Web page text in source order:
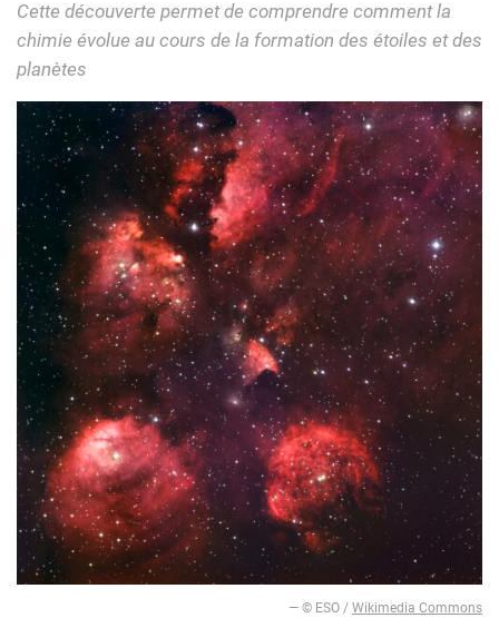
Cette découverte permet de comprendre comment la
chimie évolue au cours de la formation des étoiles et des
planètes
— © ESO / Wikimedia Commons